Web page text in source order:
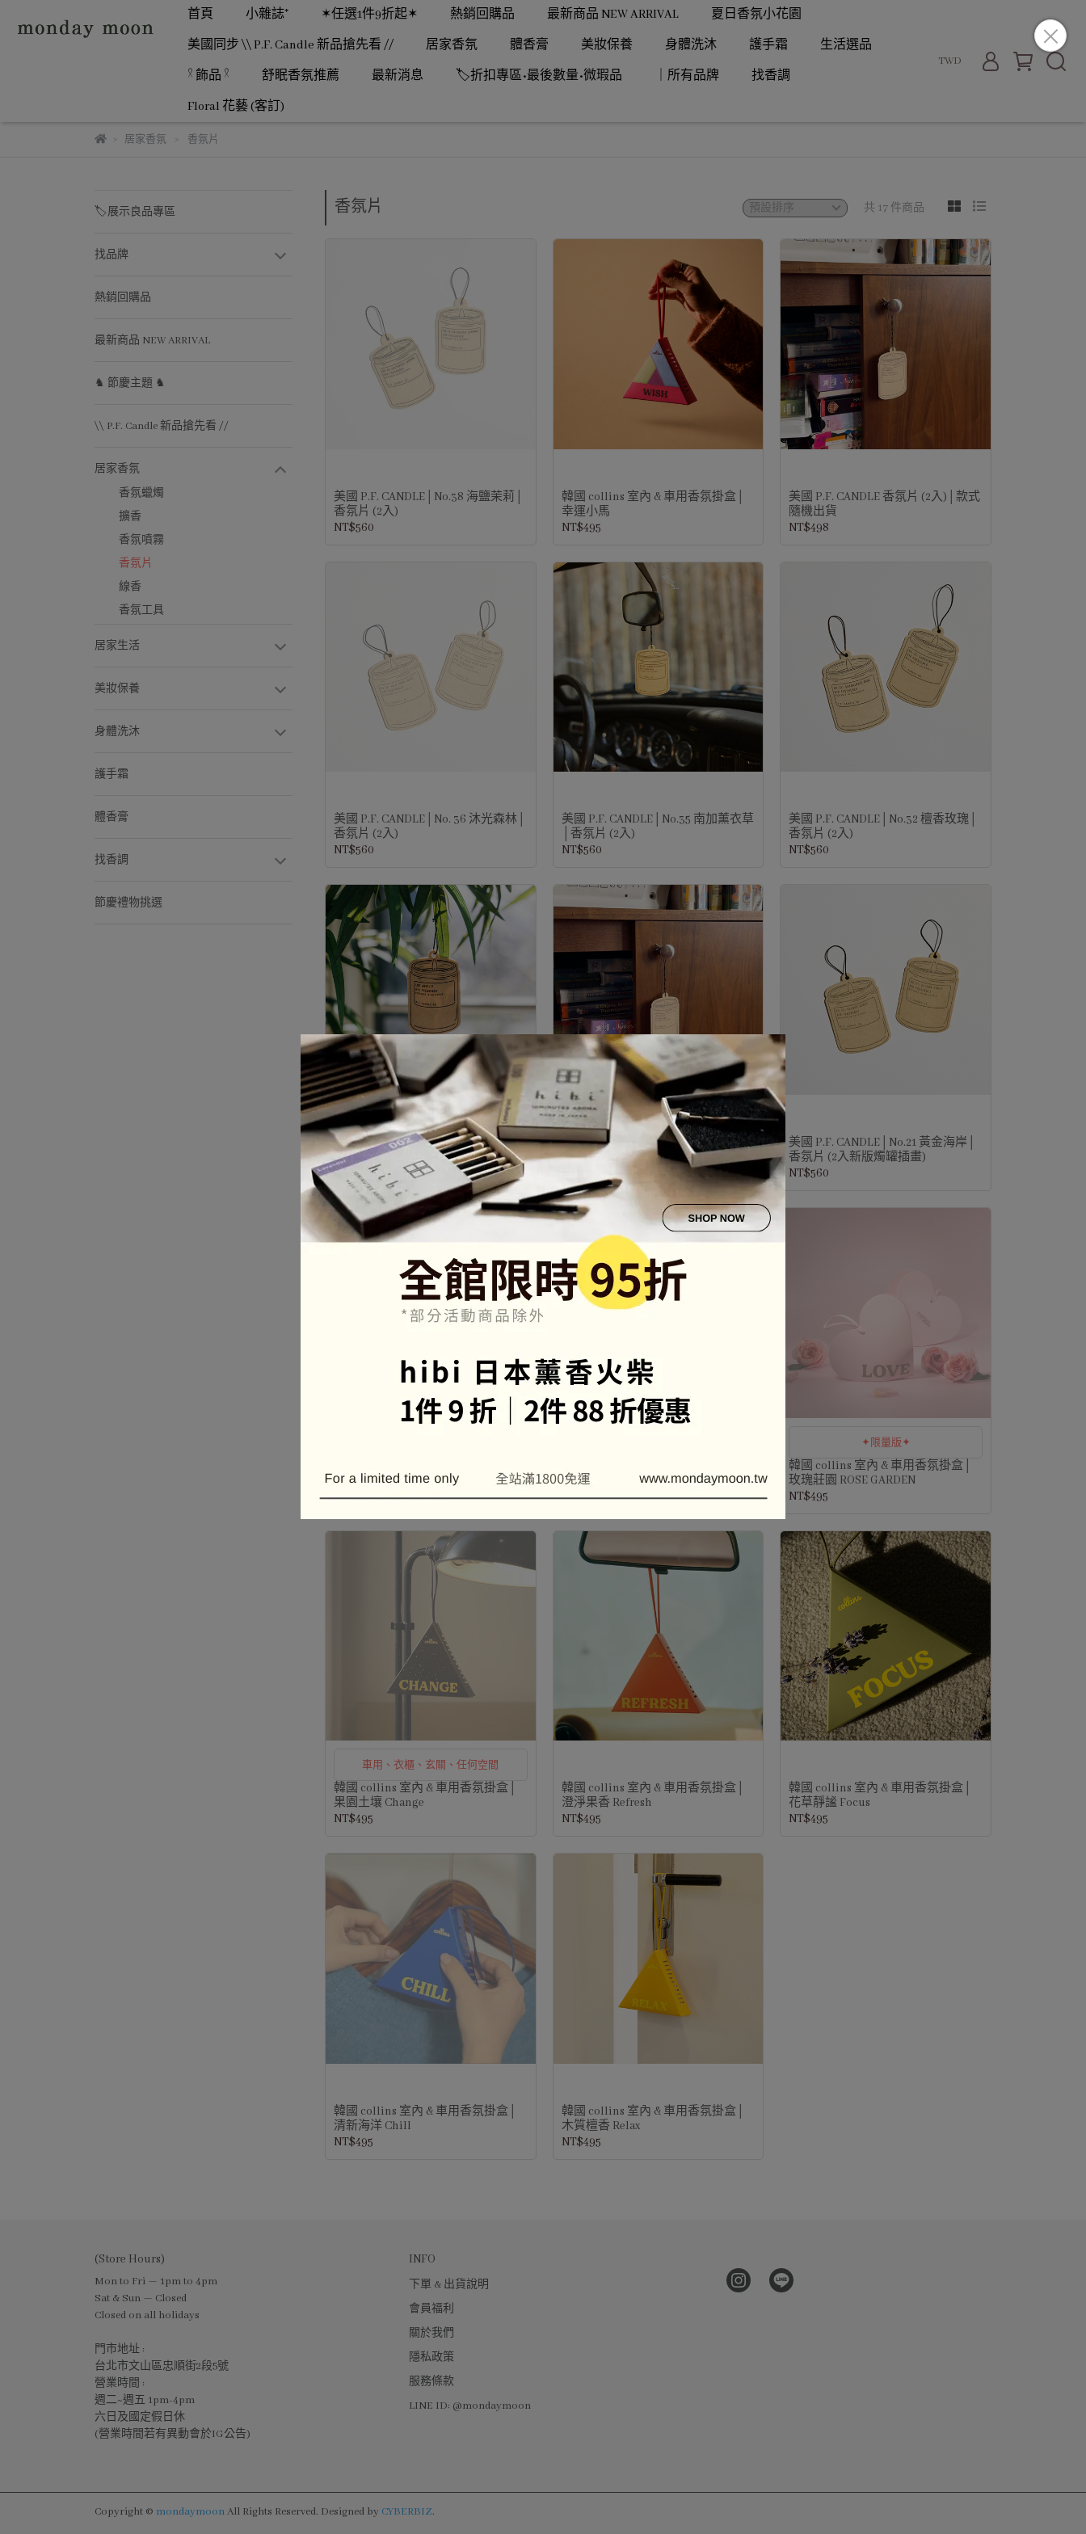
首頁 小雜誌⁺ ✶任選1件9折起✶ 熱銷回購品 最新商品 NEW ARRIVAL 夏日香氛小花園
美國同步 \\ P.F. Candle 新品搶先看 // 居家香氛 體香膏 美妝保養 身體洗沐 護手霜 生活選品
𓍲 飾品 𓍲 舒眠香氛推薦 最新消息 🏷️折扣專區•最後數量•微瑕品 ｜所有品牌 找香調
Floral 花藝 (客訂)
TWD
居家香氛 香氛片
🏷️展示良品專區
找品牌
熱銷回購品
最新商品 NEW ARRIVAL
♞ 節慶主題 ♞
\\ P.F. Candle 新品搶先看 //
居家香氛
香氛蠟燭
擴香
香氛噴霧
香氛片
線香
香氛工具
居家生活
美妝保養
身體洗沐
護手霜
體香膏
找香調
節慶禮物挑選
香氛片 共 17 件商品
美國 P.F. CANDLE│No.38 海鹽茉莉│
香氛片 (2入)
NT$560
韓國 collins 室內 & 車用香氛掛盒│
幸運小馬
NT$495
美國 P.F. CANDLE 香氛片 (2入)│款式
隨機出貨
NT$498
美國 P.F. CANDLE│No. 36 沐光森林│
香氛片 (2入)
NT$560
美國 P.F. CANDLE│No.35 南加薰衣草
│香氛片 (2入)
NT$560
美國 P.F. CANDLE│No.32 檀香玫瑰│
香氛片 (2入)
NT$560
美國 P.F. CANDLE│洛杉磯限定版│
香氛片 (新版燭罐插畫2入組)
NT$560
美國 P.F. CANDLE│No.29 北美松針│
香氛片 (新版燭罐插畫2入組)
美國 P.F. CANDLE│No.21 黃金海岸│
香氛片 (2入新版燭罐插畫)
NT$560
香氛片 (2入新版燭罐插畫)
NT$560
香氛片 (2入新版燭罐插畫)
NT$560
✦限量版✦
韓國 collins 室內 & 車用香氛掛盒│
玫瑰莊園 ROSE GARDEN
NT$495
車用、衣櫃、玄關、任何空間
韓國 collins 室內 & 車用香氛掛盒│
果園土壤 Change
NT$495
韓國 collins 室內 & 車用香氛掛盒│
澄淨果香 Refresh
NT$495
韓國 collins 室內 & 車用香氛掛盒│
花草靜謐 Focus
NT$495
韓國 collins 室內 & 車用香氛掛盒│
清新海洋 Chill
NT$495
韓國 collins 室內 & 車用香氛掛盒│
木質檀香 Relax
NT$495
(Store Hours)
Mon to Fri — 1pm to 4pm
Sat & Sun — Closed
Closed on all holidays
門市地址 :
台北市文山區忠順街2段5號
營業時間 :
週二~週五 1pm-4pm
六日及國定假日休
(營業時間若有異動會於IG公告)
INFO
下單 & 出貨說明
會員福利
關於我們
隱私政策
服務條款
LINE ID: @mondaymoon
Copyright © mondaymoonAll Rights Reserved. Designed by CYBERBIZ.